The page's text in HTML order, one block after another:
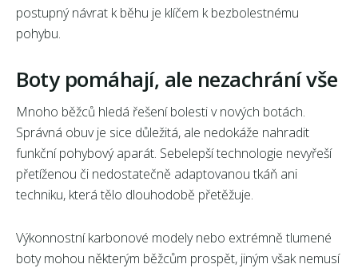
postupný návrat k běhu je klíčem k bezbolestnému
pohybu.
Boty pomáhají, ale nezachrání vše
Mnoho běžců hledá řešení bolesti v nových botách.
Správná obuv je sice důležitá, ale nedokáže nahradit
funkční pohybový aparát. Sebelepší technologie nevyřeší
přetíženou či nedostatečně adaptovanou tkáň ani
techniku, která tělo dlouhodobě přetěžuje.
Výkonnostní karbonové modely nebo extrémně tlumené
boty mohou některým běžcům prospět, jiným však nemusí